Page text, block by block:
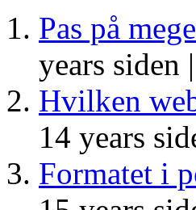
Pas på
years siden |
Hvilken
14 years
Formatet i